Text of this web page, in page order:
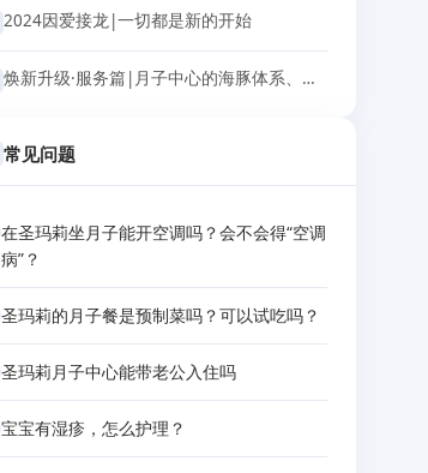
2024因爱接龙|一切都是新的开始
焕新升级·服务篇|月子中心的海豚体系、玄武架构，为母婴筑起安全屏障
常见问题
在圣玛莉坐月子能开空调吗？会不会得“空调
病”？
圣玛莉的月子餐是预制菜吗？可以试吃吗？
圣玛莉月子中心能带老公入住吗
宝宝有湿疹，怎么护理？